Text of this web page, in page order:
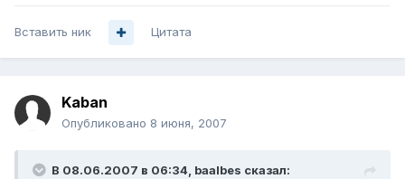
Вставить ник Цитата
Kaban
Опубликовано 8 июня, 2007
В 08.06.2007 в 06:34, baalbes сказал: